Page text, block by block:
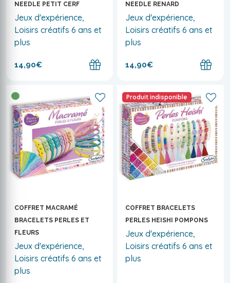
NEEDLE PETIT CERF
Jeux d'expérience,
Loisirs créatifs 6 ans et
plus
14,90€
NEEDLE RENARD
Jeux d'expérience,
Loisirs créatifs 6 ans et
plus
14,90€
COFFRET MACRAMÉ
BRACELETS PERLES ET
FLEURS
Jeux d'expérience,
Loisirs créatifs 6 ans et
plus
Produit indisponible
COFFRET BRACELETS
PERLES HEISHI POMPONS
Jeux d'expérience,
Loisirs créatifs 6 ans et
plus